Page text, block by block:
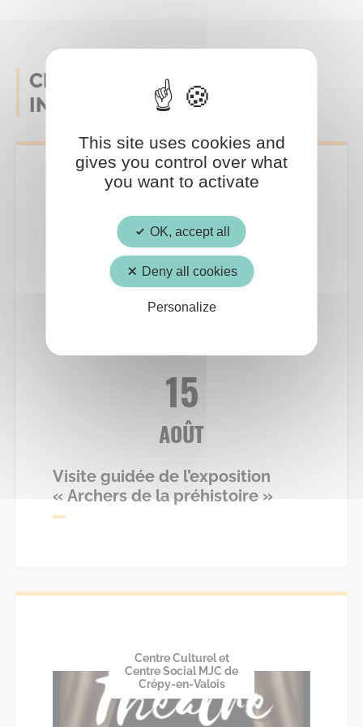
CELA POURRAIT AUSSI VOUS
INTERESSER
15
AOÛT
Visite guidée de l’exposition
« Archers de la préhistoire »
Centre Culturel et
Centre Social MJC de
Crépy-en-Valois
This site uses cookies and
gives you control over what
you want to activate
OK, accept all
Deny all cookies
Personalize